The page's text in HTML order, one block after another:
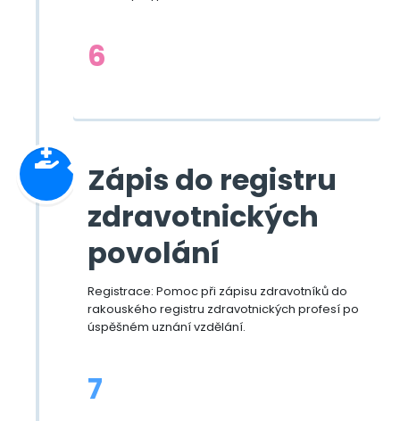
6
Zápis do registru
zdravotnických
povolání
Registrace: Pomoc při zápisu zdravotníků do
rakouského registru zdravotnických profesí po
úspěšném uznání vzdělání.
7